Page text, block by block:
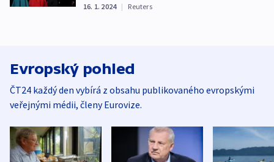
16. 1. 2024 | Reuters
Evropský pohled
ČT24 každý den vybírá z obsahu publikovaného evropskými
veřejnými médii, členy Eurovize.